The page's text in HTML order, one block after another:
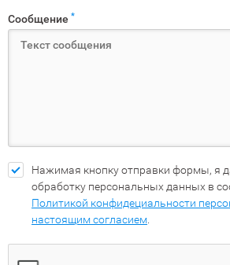
Сообщение *
Нажимая кнопку отправки формы, я
обработку персональных данных в
Политикой конфидециальности
настоящим согласием